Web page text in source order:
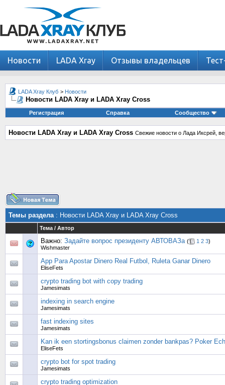
Новости LADA Xray Отзывы владельцев
LADA Xray Клуб > Новости
Новости LADA Xray и LADA Xray Cross
Регистрация Справка Сообщество
Новости LADA Xray и LADA Xray Cross Свежие новости о Лада Иксрей,
Темы раздела: Новости LADA Xray и LADA Xray Cross
Тема / Автор
Важно: Задайте вопрос президенту АВТОВАЗа ( 1 2 3)
Wishmaster
App Para Apostar Dinero Real Futbol, Ruleta Ganar Dinero
EliseFets
crypto trading bot with copy trading
Jamesimats
indexing in search engine
Jamesimats
fast indexing sites
Jamesimats
Kan ik een stortingsbonus claimen zonder bankpas? Poker
EliseFets
crypto bot for spot trading
Jamesimats
crypto trading optimization